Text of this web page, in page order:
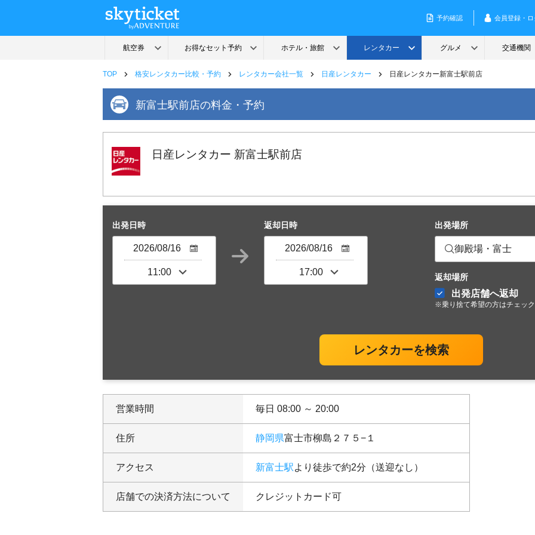
TOP 格安レンタカー比較・予約 レンタカー会社一覧 日産レンタカー 日産レンタカー新富士駅前店
新富士駅前店の料金・予約
日産レンタカー 新富士駅前店
出発日時 返却日時 出発場所
御殿場・富士
返却場所
出発店舗へ返却
※乗り捨て希望の方はチェッ
レンタカーを検索
営業時間 毎日 08:00 ～ 20:00
住所 静岡県富士市柳島２７５−１
アクセス 新富士駅より徒歩で約2分（送迎なし）
店舗での決済方法について クレジットカード可